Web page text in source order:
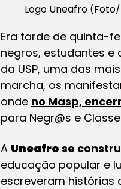
Logo Uneafro
Era tarde de quinta-
negros, estudantes e
da USP, uma das
marcha, os
onde no Masp,
para Negr@s e
A Uneafro se
educação popular e
escreveram histórias